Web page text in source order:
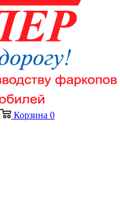
Корзина 0